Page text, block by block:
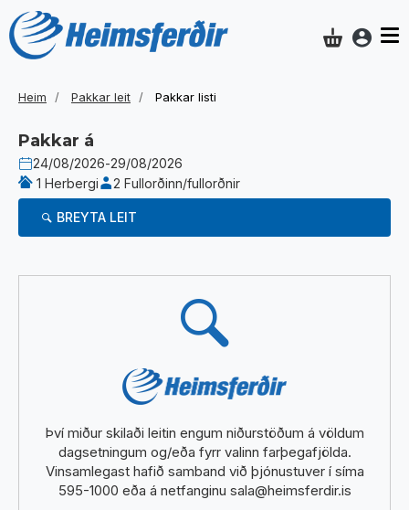
Heim Pakkar leit Pakkar listi
Pakkar á
24/08/2026-29/08/2026
1 Herbergi
2 Fullorðinn/fullorðnir
BREYTA LEIT
Niðurstöður
Því miður skilaði leitin engum niðurstöðum á völdum
dagsetningum og/eða fyrr valinn farþegafjölda.
Vinsamlegast hafið samband við þjónustuver í síma
595-1000 eða á netfanginu sala@heimsferdir.is